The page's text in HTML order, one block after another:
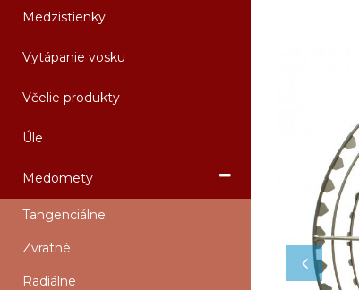
Medzistienky
Vytápanie vosku
Včelie produkty
Úle
Medomety
Tangenciálne
Zvratné
Radiálne